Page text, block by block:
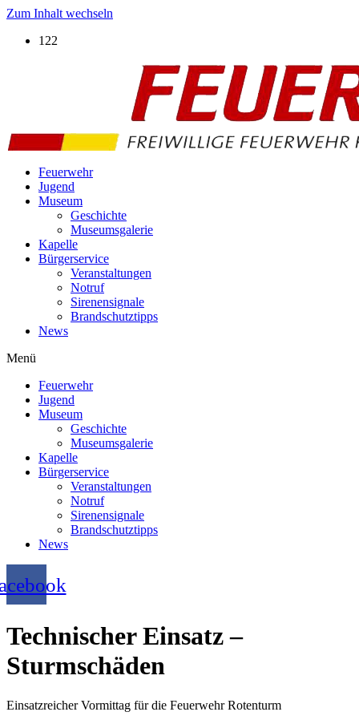
Zum Inhalt wechseln
122
Feuerwehr
Jugend
Museum
Geschichte
Museumsgalerie
Kapelle
Bürgerservice
Veranstaltungen
Notruf
Sirenensignale
Brandschutztipps
News
Menü
Feuerwehr
Jugend
Museum
Geschichte
Museumsgalerie
Kapelle
Bürgerservice
Veranstaltungen
Notruf
Sirenensignale
Brandschutztipps
News
Technischer Einsatz –
Sturmschäden
Einsatzreicher Vormittag für die Feuerwehr Rotenturm